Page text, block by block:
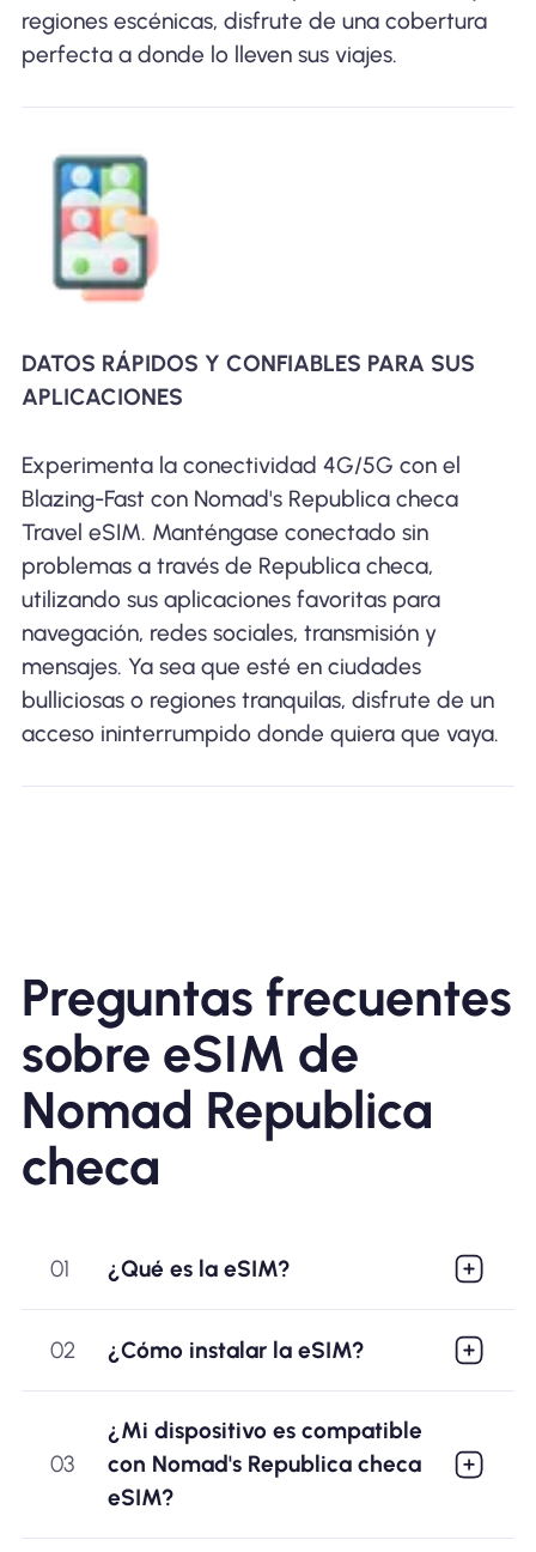
regiones escénicas, disfrute de una cobertura
perfecta a donde lo lleven sus viajes.
DATOS RÁPIDOS Y CONFIABLES PARA SUS
APLICACIONES
Experimenta la conectividad 4G/5G con el
Blazing-Fast con Nomad's Republica checa
Travel eSIM. Manténgase conectado sin
problemas a través de Republica checa,
utilizando sus aplicaciones favoritas para
navegación, redes sociales, transmisión y
mensajes. Ya sea que esté en ciudades
bulliciosas o regiones tranquilas, disfrute de un
acceso ininterrumpido donde quiera que vaya.
Preguntas frecuentes
sobre eSIM de
Nomad Republica
checa
01 ¿Qué es la eSIM?
02 ¿Cómo instalar la eSIM?
03
¿Mi dispositivo es compatible
con Nomad's Republica checa
eSIM?